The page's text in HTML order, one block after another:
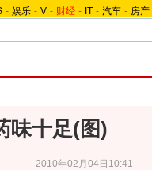
- 娱乐 - V - 财经 - IT - 汽车 - 房产
味十足(图)
2010年02月04日10:41